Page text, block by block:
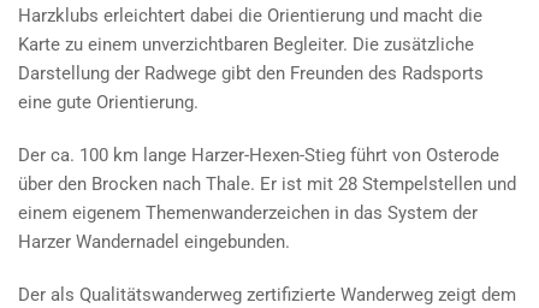
Harzklubs erleichtert dabei die Orientierung und macht die
Karte zu einem unverzichtbaren Begleiter. Die zusätzliche
Darstellung der Radwege gibt den Freunden des Radsports
eine gute Orientierung.
Der ca. 100 km lange Harzer-Hexen-Stieg führt von Osterode
über den Brocken nach Thale. Er ist mit 28 Stempelstellen und
einem eigenem Themenwanderzeichen in das System der
Harzer Wandernadel eingebunden.
Der als Qualitätswanderweg zertifizierte Wanderweg zeigt dem